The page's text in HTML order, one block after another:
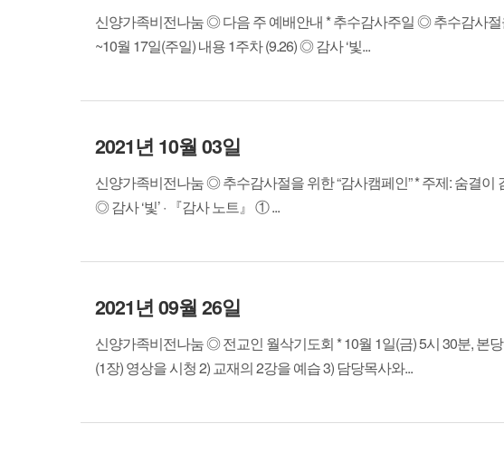
신양가족비전나눔 ◎ 다음 주 예배안내 * 추수감사주일 ◎ 추수감사절
~10월 17일(주일) 내용 1주차 (9.26) ◎ 감사 ‘빛...
2021년 10월 03일
신양가족비전나눔 ◎ 추수감사절을 위한 “감사캠페인” * 주제: 숨결이
◎ 감사 ‘빛’ · 『감사 노트』 ① ...
2021년 09월 26일
신양가족비전나눔 ◎ 전교인 월삭기도회 * 10월 1일(금) 5시 30분, 본
(1장) 영상을 시청 2) 교재의 2강을 예습 3) 담당목사와...